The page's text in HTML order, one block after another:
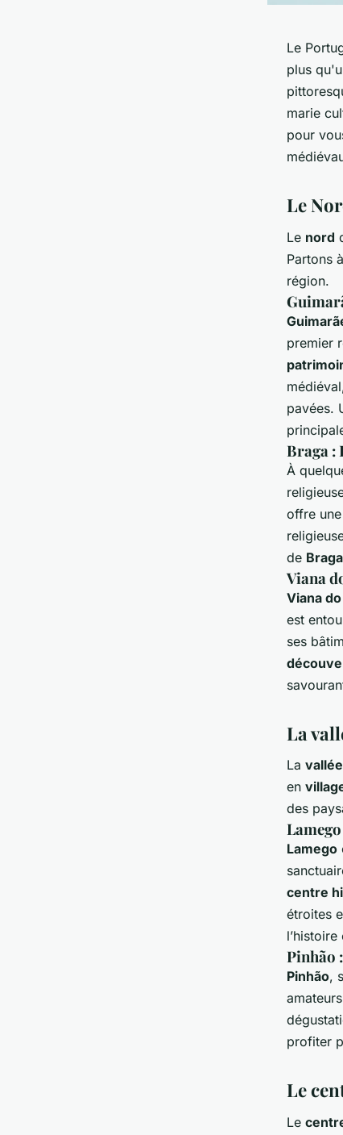
Le
plus
marie
pour
Le
Le nord
Partons
région.
premier
pavées.
Braga :
À
offre
de Braga
Viana
Viana
est
ses
La
La
en
des
Lamego
centre
étroites
Pinhão
Pinhão,
profiter
Le
Le